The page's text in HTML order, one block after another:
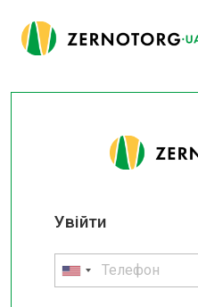
Увійти